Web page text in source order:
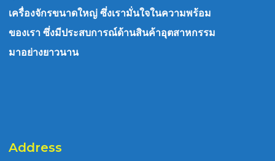
เครื่องจักรขนาดใหญ่ ซึ่งเรามั่นใจในความพร้อม
ของเรา ซึ่งมีประสบการณ์ด้านสินค้าอุตสาหกรรม
มาอย่างยาวนาน
Address